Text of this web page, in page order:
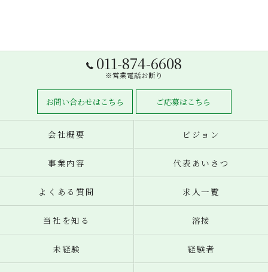
011-874-6608
※営業電話お断り
お問い合わせはこちら ご応募はこちら
会社概要 ビジョン
事業内容 代表あいさつ
よくある質問 求人一覧
当社を知る 溶接
未経験 経験者